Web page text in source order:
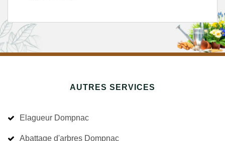
AUTRES SERVICES
Elagueur Dompnac
Abattage d'arbres Dompnac